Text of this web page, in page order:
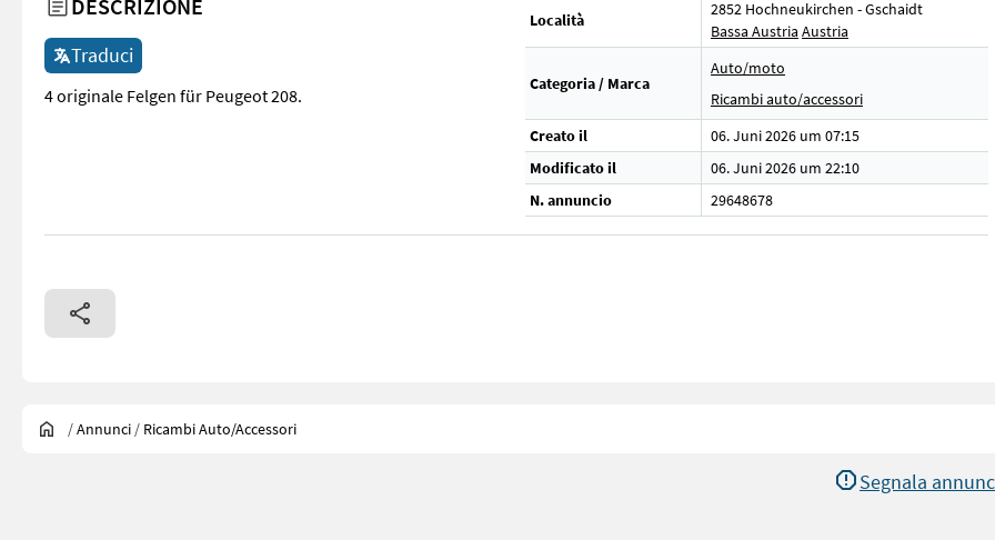
DESCRIZIONE
Traduci
4 originale Felgen für Peugeot 208.
Località
2852 Hochneukirchen - Gschaidt
Bassa Austria Austria
Categoria / Marca
Auto/moto
Ricambi auto/accessori
Creato il
06. Juni 2026 um 07:15
Modificato il
06. Juni 2026 um 22:10
N. annuncio
29648678
/Annunci / Ricambi Auto/accessori
Segnala